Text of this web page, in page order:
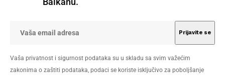
Vaša privatnost i sigurnost podataka su u skladu sa svim važećim
zakonima o zaštiti podataka, podaci se koriste isključivo za poboljšanje